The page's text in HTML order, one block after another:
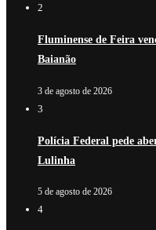
2
Fluminense de Feira
Baianão
3 de agosto de 2026
3
Polícia Federal pede
Lulinha
5 de agosto de 2026
4